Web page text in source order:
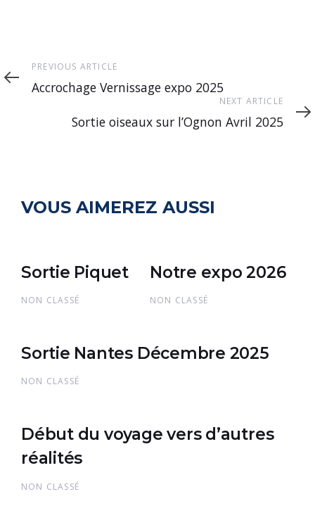
Previous
Article
PREVIOUS ARTICLE
Accrochage Vernissage expo 2025
Article
NEXT ARTICLE
Sortie oiseaux sur l’Ognon Avril 2025
VOUS AIMEREZ AUSSI
Sortie Piquet
NON CLASSÉ
Notre expo 2026
NON CLASSÉ
Sortie Nantes Décembre 2025
NON CLASSÉ
Début du voyage vers d’autres
réalités
NON CLASSÉ